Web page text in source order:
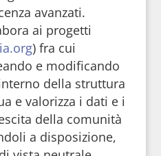
avanzati.
ai progetti
) fra cui
e modificando
della struttura
e valorizza i dati e i
della comunità
a disposizione,